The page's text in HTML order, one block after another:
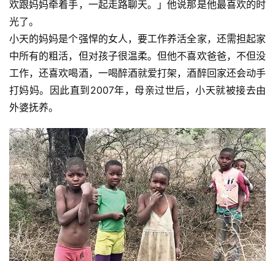
欢跟妈妈牵着手，一起走路聊天。」他说那是他最喜欢的时
光了。
小天的妈妈是个强悍的女人，要工作养活全家，还需担起家
中所有的粗活，但对孩子很温柔。但他不喜欢爸爸，不但没
工作，还喜欢喝酒，一喝醉酒就爱打架，酒醉回家还会动手
打妈妈。因此直到2007年，母亲过世后，小天就被接去由
外婆抚养。